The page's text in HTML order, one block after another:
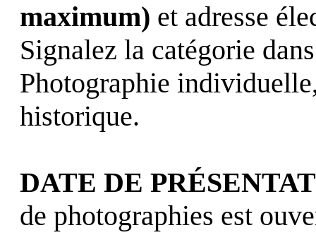
maximum) et adresse
Signalez la catégorie
Photographie
historique.
DATE DE
de photographies est